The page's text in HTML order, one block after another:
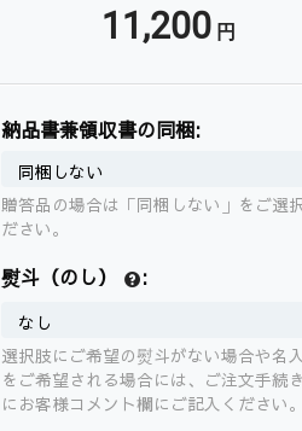
11,200 円
納品書兼領収書の同梱:
贈答品の場合は「同梱しない」をご選
ださい。
熨斗（のし） :
選択肢にご希望の熨斗がない場合や名
をご希望される場合には、ご注文手続
にお客様コメント欄にご記入ください。